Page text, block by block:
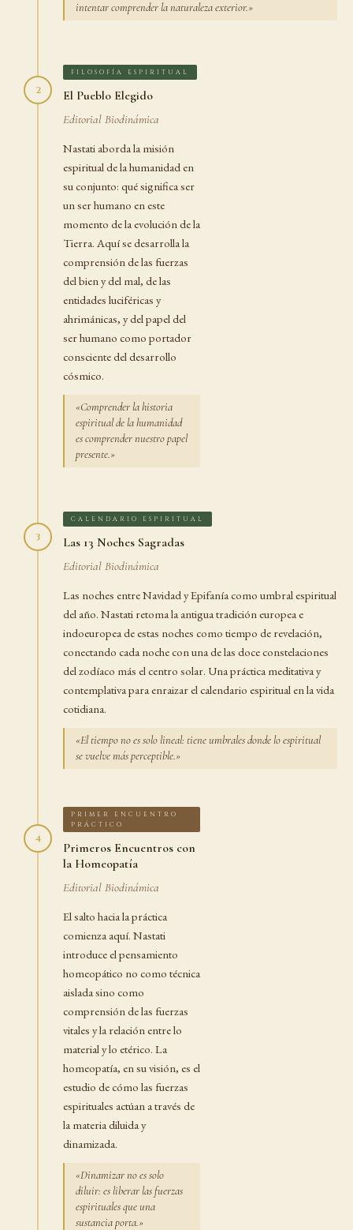
intentar comprender la naturaleza exterior.»
FILOSOFÍA ESPIRITUAL
El Pueblo Elegido
Editorial Biodinámica
Nastati aborda la misión
espiritual de la humanidad en
su conjunto: qué significa ser
un ser humano en este
momento de la evolución de la
Tierra. Aquí se desarrolla la
comprensión de las fuerzas
del bien y del mal, de las
entidades luciféricas y
ahrimánicas, y del papel del
ser humano como portador
consciente del desarrollo
cósmico.
«Comprender la historia
espiritual de la humanidad
es comprender nuestro papel
presente.»
2
3
CALENDARIO ESPIRITUAL
Las 13 Noches Sagradas
Editorial Biodinámica
Las noches entre Navidad y Epifanía como umbral espiritual
del año. Nastati retoma la antigua tradición europea e
indoeuropea de estas noches como tiempo de revelación,
conectando cada noche con una de las doce constelaciones
del zodíaco más el centro solar. Una práctica meditativa y
contemplativa para enraizar el calendario espiritual en la vida
cotidiana.
«El tiempo no es solo lineal: tiene umbrales donde lo espiritual
se vuelve más perceptible.»
PRIMER ENCUENTRO
PRÁCTICO
Primeros Encuentros con
la Homeopatía
Editorial Biodinámica
El salto hacia la práctica
comienza aquí. Nastati
introduce el pensamiento
homeopático no como técnica
aislada sino como
comprensión de las fuerzas
vitales y la relación entre lo
material y lo etérico. La
homeopatía, en su visión, es el
estudio de cómo las fuerzas
espirituales actúan a través de
la materia diluida y
dinamizada.
«Dinamizar no es solo
diluir: es liberar las fuerzas
espirituales que una
sustancia porta.»
4